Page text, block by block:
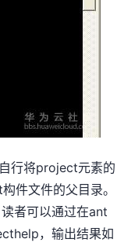
行将project元素的
件文件的父目录。
者可以通过在ant
，输出结果如